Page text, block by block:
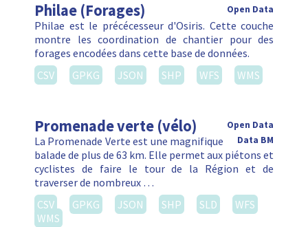
Philae (Forages) Open Data
Philae est le précécesseur d'Osiris. Cette couche
montre les coordination de chantier pour des
forages encodées dans cette base de données.
CSV
GPKG JSON SHP WFS WMS
Promenade verte (vélo)
Open Data
Data BM
La Promenade Verte est une magnifique
balade de plus de 63 km. Elle permet aux piétons et
cyclistes de faire le tour de la Région et de
traverser de nombreux …
CSV
GPKG JSON SHP SLD
WFS
WMS